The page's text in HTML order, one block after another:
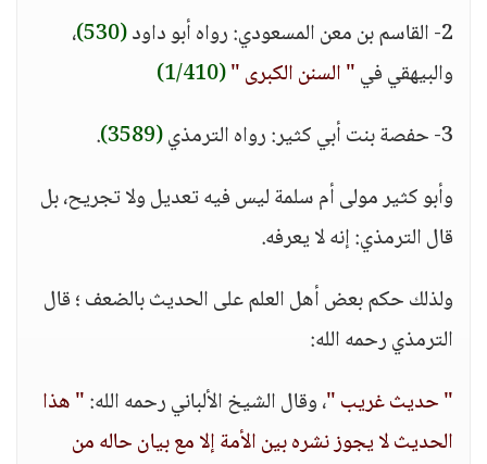
2- القاسم بن معن المسعودي: رواه أبو داود
(530)
،
والبيهقي في" السنن الكبرى "(1/410)
3- حفصة بنت أبي كثير: رواه الترمذي
(3589)
.
وأبو كثير مولى أم سلمة ليس فيه تعديل ولا تجريح، بل
قال الترمذي: إنه لا يعرفه.
ولذلك حكم بعض أهل العلم على الحديث بالضعف ؛ قال
الترمذي رحمه الله:
" حديث غريب "، وقال الشيخ الألباني رحمه الله:" هذا
الحديث لا يجوز نشره بين الأمة إلا مع بيان حاله من